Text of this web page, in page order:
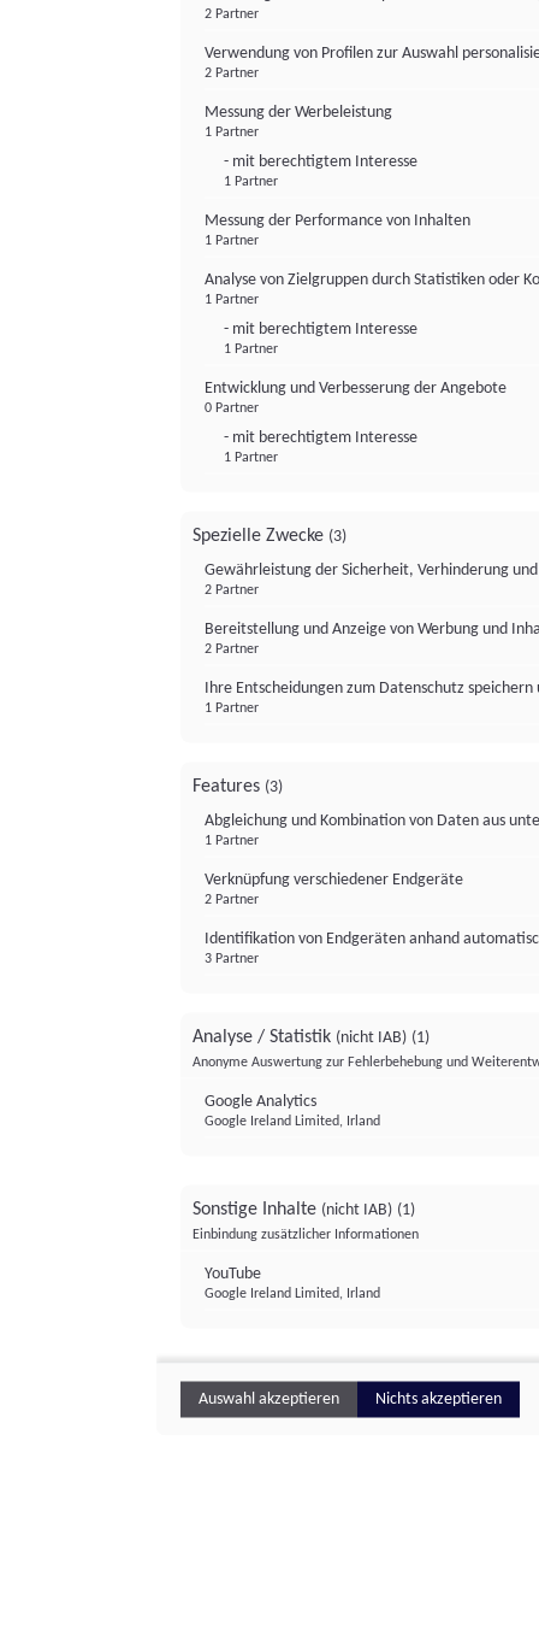
2 Partner
Verwendung von Profilen zur Auswahl
2 Partner
Messung der Werbeleistung
1 Partner
- mit berechtigtem Interesse
1 Partner
Messung der Performance von Inhalten
1 Partner
Analyse von Zielgruppen durch Statistiken oder
1 Partner
- mit berechtigtem Interesse
1 Partner
Entwicklung und Verbesserung der Angebote
0 Partner
- mit berechtigtem Interesse
1 Partner
Spezielle Zwecke (3)
Gewährleistung der Sicherheit, Verhinderung
2 Partner
Bereitstellung und Anzeige von Werbung und
2 Partner
Ihre Entscheidungen zum Datenschutz
1 Partner
Features (3)
Abgleichung und Kombination von Daten aus
1 Partner
Verknüpfung verschiedener Endgeräte
2 Partner
Identifikation von Endgeräten anhand
3 Partner
Analyse / Statistik (nicht IAB) (1)
Anonyme Auswertung zur Fehlerbehebung und
Google Analytics
Google Ireland Limited, Irland
Sonstige Inhalte (nicht IAB) (1)
Einbindung zusätzlicher Informationen
YouTube
Google Ireland Limited, Irland
Auswahl akzeptieren Nichts akzeptieren